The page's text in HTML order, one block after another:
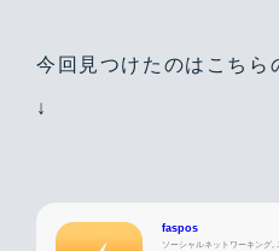
今回見つけたのはこちら
↓
faspos
ソーシャルネットワーキング,